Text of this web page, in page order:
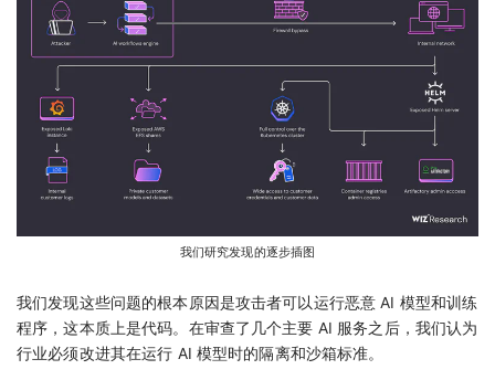
我们研究发现的逐步插图
我们发现这些问题的根本原因是攻击者可以运行恶意 AI 模型和训练
程序，这本质上是代码。在审查了几个主要 AI 服务之后，我们认为
行业必须改进其在运行 AI 模型时的隔离和沙箱标准。